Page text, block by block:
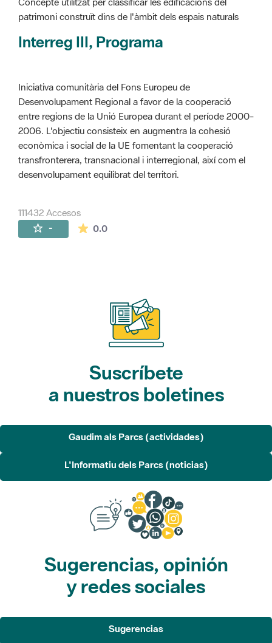
patrimoni construït dins de l'àmbit dels espais naturals
Interreg III, Programa
Iniciativa comunitària del Fons Europeu de
Desenvolupament Regional a favor de la cooperació
entre regions de la Unió Europea durant el període 2000-
2006. L'objectiu consisteix en augmentra la cohesió
econòmica i social de la UE fomentant la cooperació
transfronterera, transnacional i interregional, així com el
desenvolupament equilibrat del territori.
111432 Accesos
- 0.0La valoración media es de 0 estrellas de
Suscríbete
a nuestros boletines
Gaudim als Parcs (actividades)
L'Informatiu dels Parcs (noticias)
Sugerencias, opinión
y redes sociales
Sugerencias